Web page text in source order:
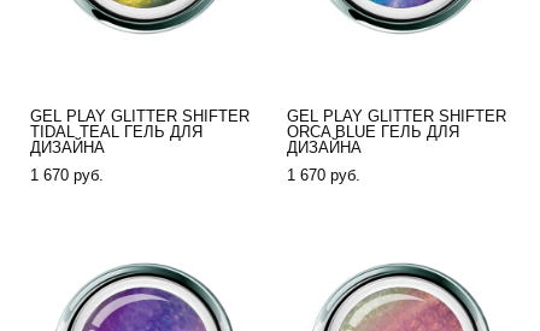
GEL PLAY GLITTER SHIFTER
TIDAL TEAL ГЕЛЬ ДЛЯ
ДИЗАЙНА
1 670 pуб.
GEL PLAY GLITTER SHIFTER
ORCA BLUE ГЕЛЬ ДЛЯ
ДИЗАЙНА
1 670 pуб.